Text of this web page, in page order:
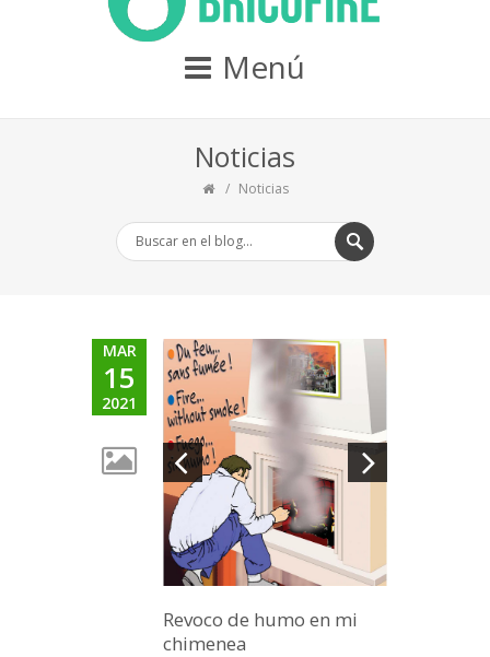
Menú
Noticias
Noticias
MAR
15
2021
Revoco de humo en mi
chimenea